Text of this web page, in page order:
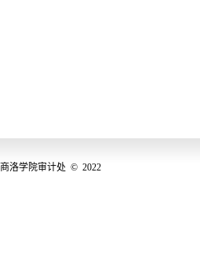
商洛学院审计处 © 2022